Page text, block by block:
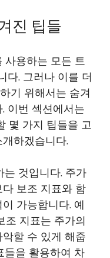
진 팁들
사용하는 모든 트
다. 그러나 이를 더
기 위해서는 숨겨
이번 섹션에서는
몇 가지 팁들을 고
하겠습니다.
는 것입니다. 주가
보조 지표와 함
가능합니다. 예
조 지표는 주가의
할 수 있게 해줍
들을 활용하여 차